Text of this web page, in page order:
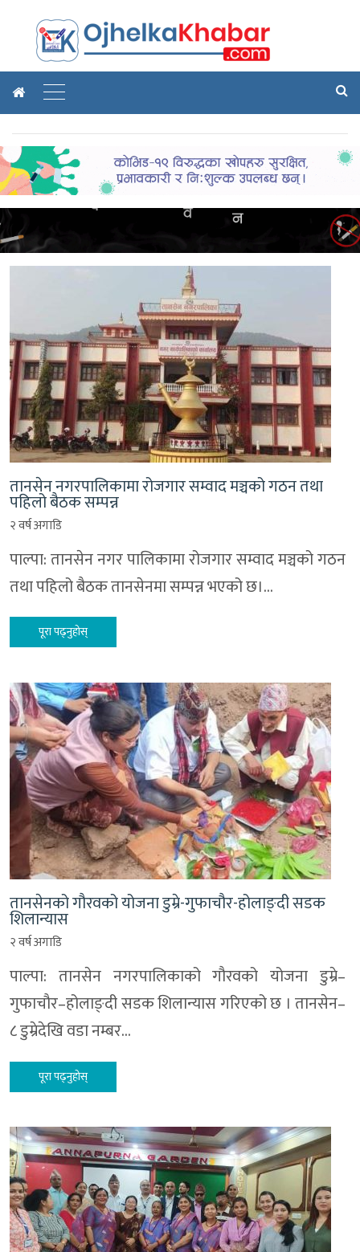
तानसेन नगरपालिकामा रोजगार सम्वाद मञ्चको गठन तथा
पहिलो बैठक सम्पन्न
२ वर्ष अगाडि
पाल्पा: तानसेन नगर पालिकामा रोजगार सम्वाद मञ्चको गठन
तथा पहिलो बैठक तानसेनमा सम्पन्न भएको छ।…
पूरा पढ्नुहोस्
तानसेनको गौरवको योजना डुम्रे-गुफाचौर-होलाङ्दी सडक
शिलान्यास
२ वर्ष अगाडि
पाल्पा: तानसेन नगरपालिकाको गौरवको योजना डुम्रे–
गुफाचौर–होलाङ्दी सडक शिलान्यास गरिएको छ । तानसेन–
८ डुम्रेदेखि वडा नम्बर…
पूरा पढ्नुहोस्